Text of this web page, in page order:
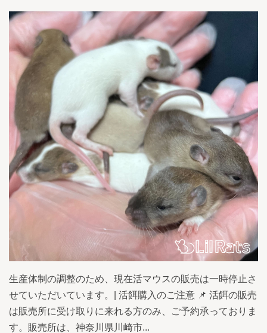
生産体制の調整のため、現在活マウスの販売は一時停止さ
せていただいています。| 活餌購入のご注意 📌 活餌の販売
は販売所に受け取りに来れる方のみ、ご予約承っておりま
す。販売所は、神奈川県川崎市...